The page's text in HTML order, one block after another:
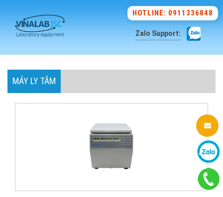
HOTLINE: 0911336848
Zalo Support:
MÁY LY TÂM